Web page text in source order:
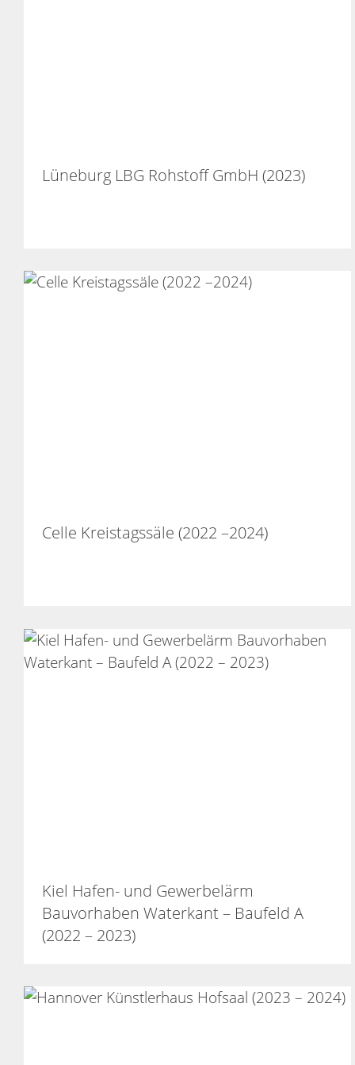
Lüneburg LBG Rohstoff GmbH (2023)
Celle Kreistagssäle (2022 –2024)
Kiel Hafen- und Gewerbelärm
Bauvorhaben Waterkant – Baufeld A
(2022 – 2023)